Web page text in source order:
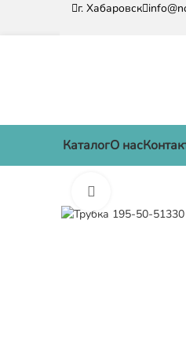
г. Хабаровск
КаталогО нас